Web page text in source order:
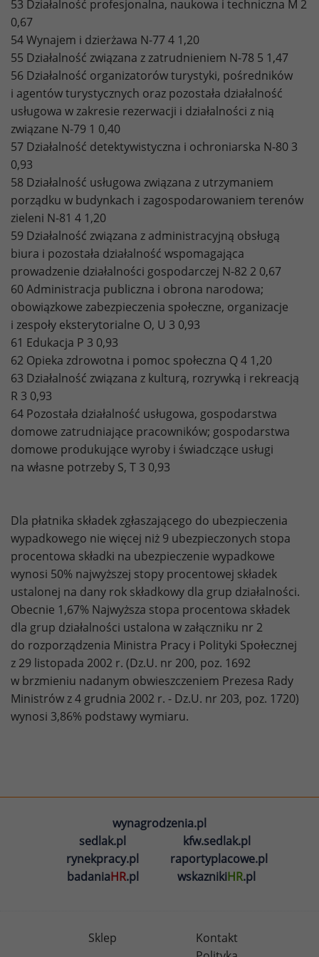
53 Działalność profesjonalna, naukowa i techniczna M 2
0,67
54 Wynajem i dzierżawa N-77 4 1,20
55 Działalność związana z zatrudnieniem N-78 5 1,47
56 Działalność organizatorów turystyki, pośredników
i agentów turystycznych oraz pozostała działalność
usługowa w zakresie rezerwacji i działalności z nią
związane N-79 1 0,40
57 Działalność detektywistyczna i ochroniarska N-80 3
0,93
58 Działalność usługowa związana z utrzymaniem
porządku w budynkach i zagospodarowaniem terenów
zieleni N-81 4 1,20
59 Działalność związana z administracyjną obsługą
biura i pozostała działalność wspomagająca
prowadzenie działalności gospodarczej N-82 2 0,67
60 Administracja publiczna i obrona narodowa;
obowiązkowe zabezpieczenia społeczne, organizacje
i zespoły eksterytorialne O, U 3 0,93
61 Edukacja P 3 0,93
62 Opieka zdrowotna i pomoc społeczna Q 4 1,20
63 Działalność związana z kulturą, rozrywką i rekreacją
R 3 0,93
64 Pozostała działalność usługowa, gospodarstwa
domowe zatrudniające pracowników; gospodarstwa
domowe produkujące wyroby i świadczące usługi
na własne potrzeby S, T 3 0,93
Dla płatnika składek zgłaszającego do ubezpieczenia
wypadkowego nie więcej niż 9 ubezpieczonych stopa
procentowa składki na ubezpieczenie wypadkowe
wynosi 50% najwyższej stopy procentowej składek
ustalonej na dany rok składkowy dla grup działalności.
Obecnie 1,67% Najwyższa stopa procentowa składek
dla grup działalności ustalona w załączniku nr 2
do rozporządzenia Ministra Pracy i Polityki Społecznej
z 29 listopada 2002 r. (Dz.U. nr 200, poz. 1692
w brzmieniu nadanym obwieszczeniem Prezesa Rady
Ministrów z 4 grudnia 2002 r. - Dz.U. nr 203, poz. 1720)
wynosi 3,86% podstawy wymiaru.
wynagrodzenia.pl
sedlak.pl
kfw.sedlak.pl
rynekpracy.pl
raportyplacowe.pl
badaniaHR.pl wskaznikiHR.pl
Sklep
Kontakt